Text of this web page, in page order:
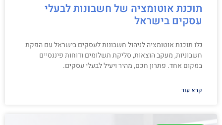
תוכנת אוטומציה של חשבונות לבעלי
עסקים בישראל
גלו תוכנת אוטומציה לניהול חשבונות לעסקים בישראל עם הפקת
חשבוניות, מעקב הוצאות, סליקת תשלומים ודוחות פיננסיים
במקום אחד. פתרון חכם, מהיר ויעיל לבעלי עסקים.
קרא עוד